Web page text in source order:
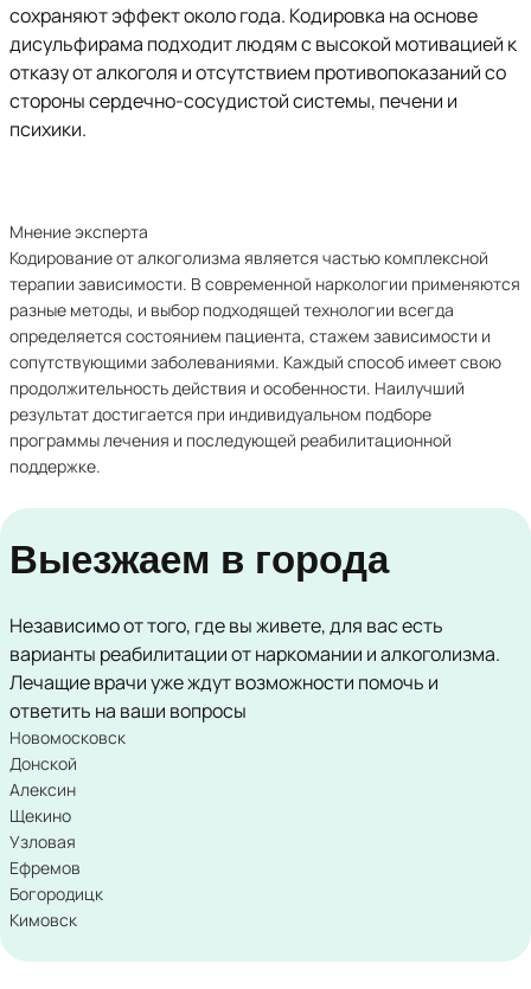
сохраняют эффект около года. Кодировка на основе
дисульфирама подходит людям с высокой мотивацией к
отказу от алкоголя и отсутствием противопоказаний со
стороны сердечно-сосудистой системы, печени и
психики.
Мнение эксперта
Кодирование от алкоголизма является частью комплексной
терапии зависимости. В современной наркологии применяются
разные методы, и выбор подходящей технологии всегда
определяется состоянием пациента, стажем зависимости и
сопутствующими заболеваниями. Каждый способ имеет свою
продолжительность действия и особенности. Наилучший
результат достигается при индивидуальном подборе
программы лечения и последующей реабилитационной
поддержке.
Выезжаем в города
Независимо от того, где вы живете, для вас есть
варианты реабилитации от наркомании и алкоголизма.
Лечащие врачи уже ждут возможности помочь и
ответить на ваши вопросы
Новомосковск
Донской
Алексин
Щекино
Узловая
Ефремов
Богородицк
Кимовск